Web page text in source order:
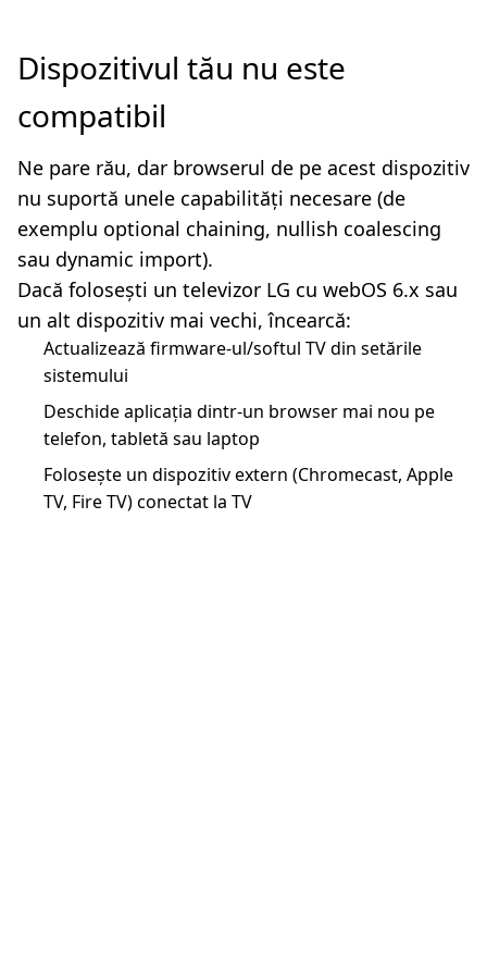
Dispozitivul tău nu este
compatibil
Ne pare rău, dar browserul de pe acest dispozitiv
nu suportă unele capabilități necesare (de
exemplu optional chaining, nullish coalescing
sau dynamic import).
Dacă folosești un televizor LG cu webOS 6.x sau
un alt dispozitiv mai vechi, încearcă:
Actualizează firmware-ul/softul TV din setările
sistemului
Deschide aplicația dintr-un browser mai nou pe
telefon, tabletă sau laptop
Folosește un dispozitiv extern (Chromecast, Apple
TV, Fire TV) conectat la TV